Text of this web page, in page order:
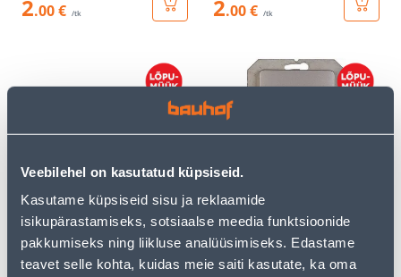
Veebilehel on kasutatud küpsiseid.
Kasutame küpsiseid sisu ja reklaamide
isikupärastamiseks, sotsiaalse meedia funktsioonide
pakkumiseks ning liikluse analüüsimiseks. Edastame
teavet selle kohta, kuidas meie saiti kasutate, ka oma
2.00 € /tk 2.00 € /tk
VIIENE RAAM VILMA SL-
250 METALLIK
2.00 €
ÜHENE TELEFONIPESA
VILMA SL-250 RAAMITA
METALLIK
2.00 €